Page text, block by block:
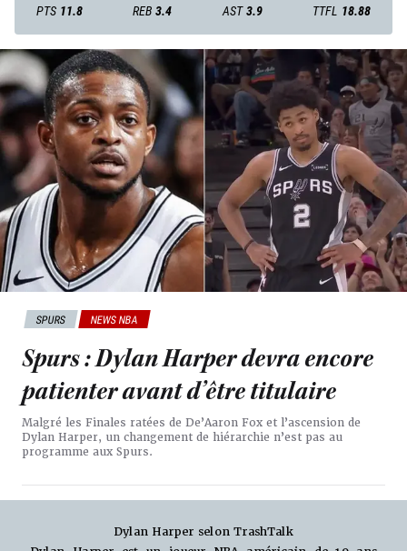
PTS 11.8 REB 3.4 AST 3.9 TTFL 18.88
SPURS NEWS NBA
Spurs : Dylan Harper devra encore
patienter avant d’être titulaire
Malgré les Finales ratées de De’Aaron Fox et l’ascension de
Dylan Harper, un changement de hiérarchie n’est pas au
programme aux Spurs.
Dylan Harper selon TrashTalk